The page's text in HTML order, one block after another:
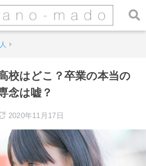
校はどこ？卒業の本当の
念は嘘？
2020年11月17日